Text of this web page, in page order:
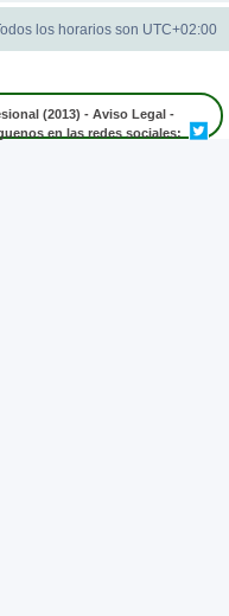
los horarios son UTC+02:00
(2013) - Aviso Legal -
en las redes sociales: